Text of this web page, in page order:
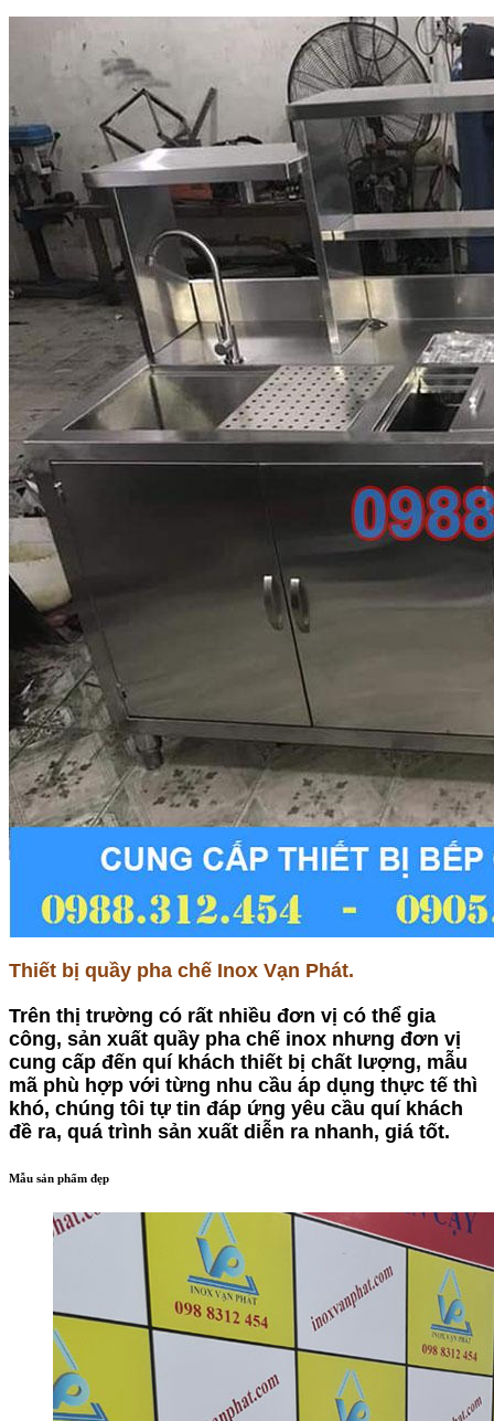
Thiết bị quầy pha chế Inox Vạn Phát.
Trên thị trường có rất nhiều đơn vị có thể gia
công, sản xuất quầy pha chế inox nhưng đơn vị
cung cấp đến quí khách thiết bị chất lượng, mẫu
mã phù hợp với từng nhu cầu áp dụng thực tế thì
khó, chúng tôi tự tin đáp ứng yêu cầu quí khách
đề ra, quá trình sản xuất diễn ra nhanh, giá tốt.
Mẫu sản phẩm đẹp